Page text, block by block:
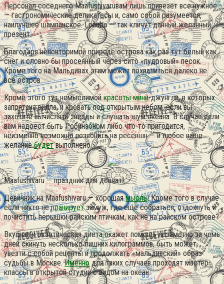
Персонал соседнего Maafushivaruвам лишь привезет все нужное
— гастрономические деликатесы и, само собой разумеется,
наилучшее шампанское. Lonubo — так кличут данный желанный
презент.
Благодаря неповторимой природе острова как раз тут белый как
снег и словно бы просеянный через сито «пудровый» песок.
Кроме того на Мальдивах этим может похвалиться далеко не
все остров.
Кроме этого тут немыслимойкрасоты мини-джунгли, в которых
запрятана вилла, и кровать под открытым небом, если вы
захотите вычислять звезды и слушать шум океана. В случае если
вам надоест быть Робинзоном либо что-то пригодится,
неизменно возможно позвонить на ресепшн — и любое ваше
желаниебудетвыполнено.
Maafushivaru — праздник для девчат!
Девичник на Maafushivaru — хорошаямысль! Кроме того в случае
если никто непланируетзамуж, где еще собраться, отдохнуть и
почистить перышки райским птичкам, как не на райском острове?
Вкусная и экзотическая диета окажет помощь незаметно за чемь
дней скинуть несколько лишних килограммов, быть может,
увезти с собой рецепты и продолжать «мальдивский» образ
судьбы в Москве.Именно для таких случаев проходят мастер-
классы в открытой студии с видом на океан.